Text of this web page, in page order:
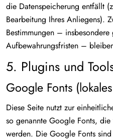
die Datenspeicherung entfällt
Bearbeitung Ihres Anliegens).
Bestimmungen – insbesondere
Aufbewahrungsfristen –
5. Plugins und
Google Fonts
Diese Seite nutzt zur
so genannte Google Fonts,
werden. Die Google Fonts